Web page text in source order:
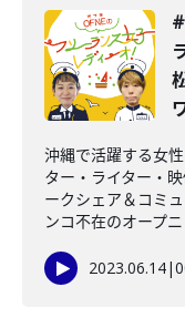
沖縄で活躍する女
ター・ライター・
ークシェア＆コミ
ンコ不在のオープ
2023.06.14|